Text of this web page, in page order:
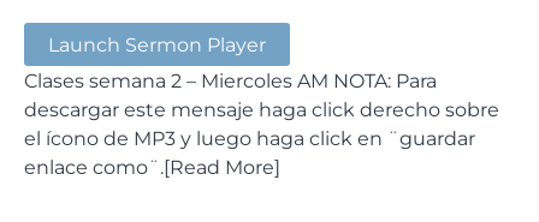
Launch Sermon Player
Clases semana 2 – Miercoles AM NOTA: Para
descargar este mensaje haga click derecho sobre
el ícono de MP3 y luego haga click en ¨guardar
enlace como¨.[Read More]